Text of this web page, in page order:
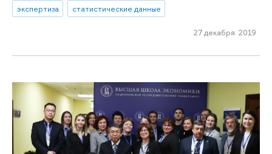
экспертиза
статистические данные
27 декабря 2019